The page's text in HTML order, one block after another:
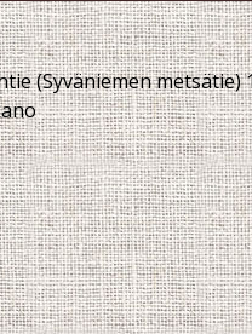
(Syväniemen metsätie)